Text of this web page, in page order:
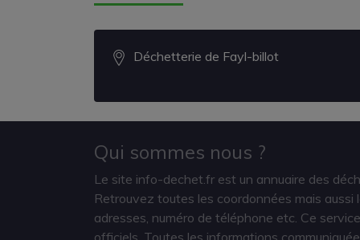
Déchetterie de Fayl-billot
Qui sommes nous ?
Le site info-dechet.fr est un annuaire des
Retrouvez toutes les coordonnées mais
adresses, numéro de téléphone etc. Ce
officiels. Toutes les informations